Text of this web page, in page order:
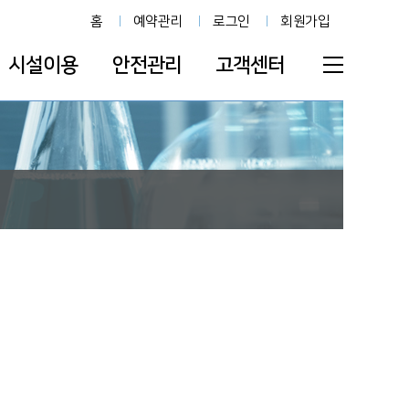
홈 예약관리 로그인 회원가입
시설이용 안전관리 고객센터